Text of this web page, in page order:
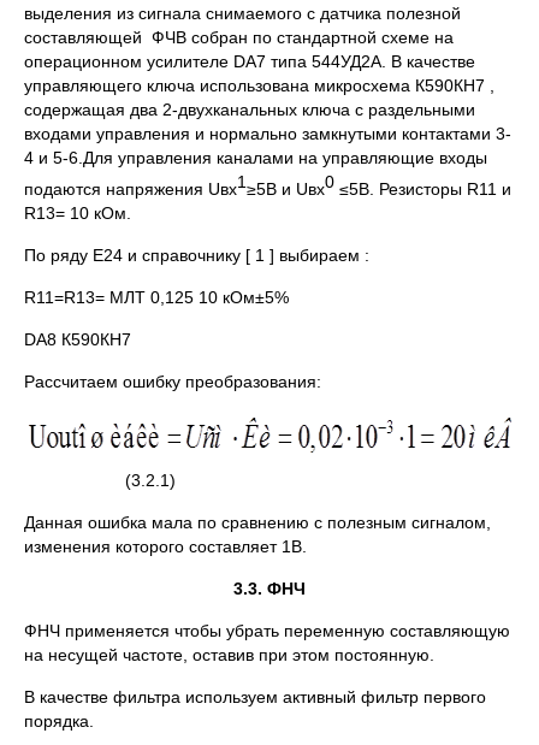
выделения из сигнала снимаемого с датчика полезной
составляющей ФЧВ собран по стандартной схеме на
операционном усилителе DA7 типа 544УД2А. В качестве
управляющего ключа использована микросхема К590КН7 ,
содержащая два 2-двухканальных ключа с раздельными
входами управления и нормально замкнутыми контактами 3-
4 и 5-6.Для управления каналами на управляющие входы
подаются напряжения Uвх1≥5В и Uвх0 ≤5В. Резисторы R11 и
R13= 10 кОм.
По ряду Е24 и справочнику [ 1 ] выбираем :
R11=R13= МЛТ 0,125 10 кОм±5%
DA8 К590КН7
Рассчитаем ошибку преобразования:
(3.2.1)
Данная ошибка мала по сравнению с полезным сигналом,
изменения которого составляет 1В.
3.3. ФНЧ
ФНЧ применяется чтобы убрать переменную составляющую
на несущей частоте, оставив при этом постоянную.
В качестве фильтра используем активный фильтр первого
порядка.